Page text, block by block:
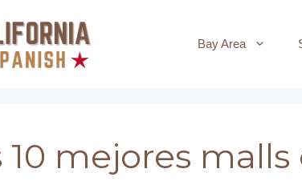
Bay Area
10 mejores